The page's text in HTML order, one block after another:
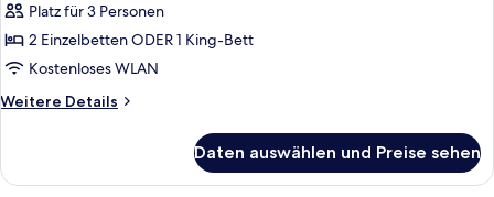
für
Superior-
Zimmer
anzeigen
Platz für 3 Personen
2 Einzelbetten ODER 1 King-Bett
Kostenloses WLAN
Weitere Details
Weitere
Zimmer
Daten auswählen und Preise sehen